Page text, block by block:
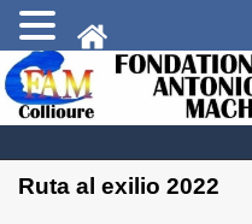
Ruta al exilio 2022